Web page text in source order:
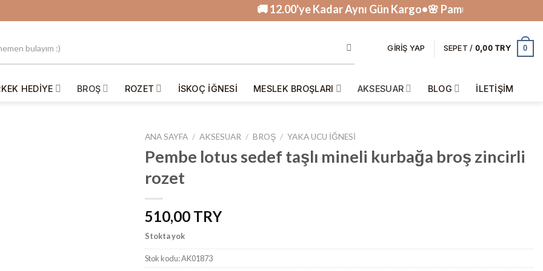
🚚 12.00'ye Kadar Aynı Gün Kargo•🌸 Pamuk Fularlar
GIRIŞ YAP SEPET / 0,00 0
HEDIYE BROŞ ROZET İSKOÇ IĞNESI MESLEK BROŞLARI AKSESUAR BLOG İLETIŞIM
ANA SAYFA / AKSESUAR / BROŞ / YAKA UCU IĞNESI
Pembe lotus sedef taşlı mineli kurbağa broş zincirli
rozet
510,00
Stokta yok
Stok kodu:AK01873